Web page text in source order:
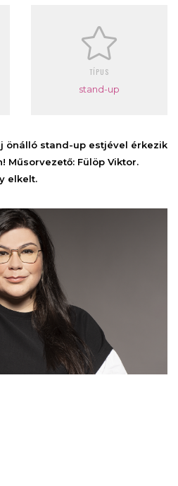
TÍPUS
stand-up
önálló stand-up estjével érkezik
Műsorvezető: Fülöp Viktor.
elkelt.